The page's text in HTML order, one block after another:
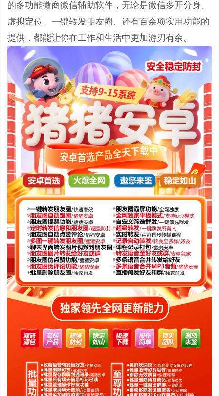
的多功能微商微信辅助软件，无论是微信多开分身、
虚拟定位、一键转发朋友圈、还有百余项实用功能的
提供，都能让你在工作和生活中更加游刃有余。